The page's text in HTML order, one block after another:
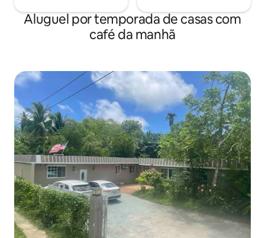
para o mar e todos os quartos têm uma
vista imbatível para o mar.Você pode
acordar de manhã com o som das ondas
ao som dos pássaros encantando
das 16h, quase não há luz solar direta na
varanda, então você pode se juntar aos
seus amigos para uma festa de
churrasco.Deite-se na cama à noite para
ver a lua contar as estrelas e leve seu
ente querido em um passeio romântico
pela Saipan!
Aluguel por temporada de casas com
café da manhã